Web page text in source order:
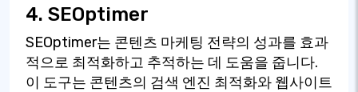
4. SEOptimer
SEOptimer는 콘텐츠 마케팅 전략의 성과를 효과
적으로 최적화하고 추적하는 데 도움을 줍니다.
이 도구는 콘텐츠의 검색 엔진 최적화와 웹사이트